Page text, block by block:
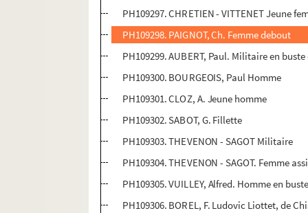
PH109297. CHRETIEN - VITTENET Jeune
PH109298. PAIGNOT, Ch. Femme debout
PH109299. AUBERT, Paul. Militaire en
PH109300. BOURGEOIS, Paul Homme
PH109301. CLOZ, A. Jeune homme
PH109302. SABOT, G. Fillette
PH109303. THEVENON - SAGOT Militaire
PH109304. THEVENON - SAGOT. Femme
PH109305. VUILLEY, Alfred. Homme en
PH109306. BOREL, F. Ludovic Liottet, de